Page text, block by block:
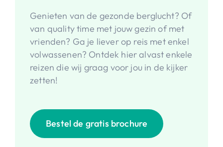
Genieten van de gezonde berglucht? Of
van quality time met jouw gezin of met
vrienden? Ga je liever op reis met enkel
volwassenen? Ontdek hier alvast enkele
reizen die wij graag voor jou in de kijker
zetten!
Bestel de gratis brochure